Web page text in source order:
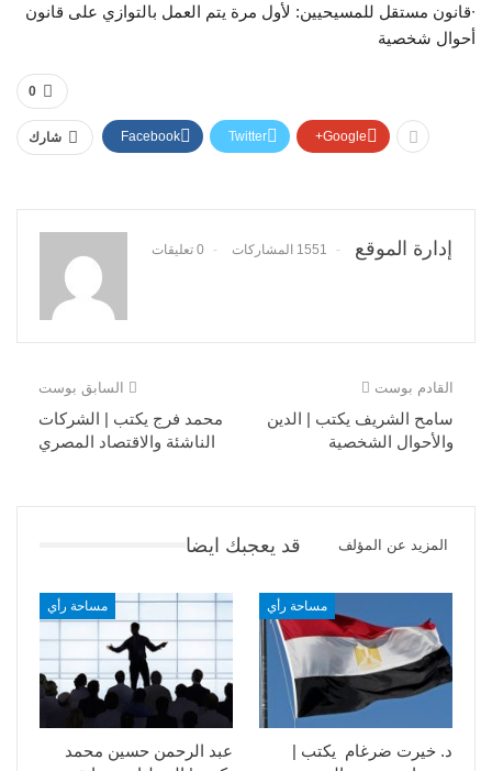
∙قانون مستقل للمسيحيين:‌‌ لأول مرة يتم العمل بالتوازي على قانون
أحوال شخصية‌‌
0
شارك Facebook Twitter Google+
إدارة الموقع 1551 المشاركات 0 تعليقات
السابق بوست
محمد فرج يكتب | الشركات
الناشئة والاقتصاد المصري
القادم بوست
سامح الشريف يكتب | الدين
والأحوال الشخصية
قد يعجبك ايضا المزيد عن المؤلف
مساحة رأي
عبد الرحمن حسين محمد
مساحة رأي
د. خيرت ضرغام يكتب |